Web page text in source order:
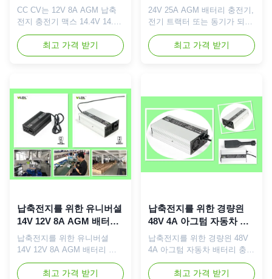
14.7V를 표류시킵니다
CC CV는 12V 8A AGM 납축
전지 충전기 맥스 14.4V 14.7V
를 표류시킵니다 자동 CC CV
부유물 충전 12V 8A AGM 배
터리 충전기, 납축전지를 위한
력 전압. 12V 8A 정격 출력 스
마트 배터리 충전기. SLA,
AGM, 겔 전지를 위한 14.4V /
14.6 / 14.7V 주문 제작된 최대
충전 전압. 알루미늄 흑인 또는
은색 건. 청구하는 통제된 마이
크로-프로세서와 지적 4 단계.
85% 고효율. 2년 보증, 고급
최고 가격 받기
충전기 진동 충전기
24V 25A AGM 배터리 충전기,
전기 트랙터 또는 동기가 되는
장비를 위한 진동 충전기 기술
: 자동 24V 25A 리튬 배터리
충전기는 24V AGM 전지를 위
명한 최대는 AGM 유형 배터리
를 위해 충전 전압은 58.8V입
니다. 쿠스토미즈드 깡통 버스
통신 포르는 이용 가능합니다.
지적 4 단계 충전과 함께 프리
- 요금, CC, CV와 플로팅 또는
자동 차단 장치. 고급 품질, 공
최고 가격 받기
납축전지를 위한 유니버셜
14V 12V 8A AGM 배터리
충전기
납축전지를 위한 유니버셜
14V 12V 8A AGM 배터리 충
전기 12V 8A AGM 배터리 충
전기, 납축전지를 위한 현명하
최고 가격 받기
납축전지를 위한 경량읜
48V 4A 아그텀 자동차 배
터리 충전기
납축전지를 위한 경량읜 48V
4A 아그텀 자동차 배터리 충전
기 48V 4A AGM 배터리 충전
기, 납축전지, 2년 보증에 대한
최고 가격 받기